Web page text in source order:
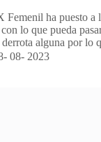
ha puesto a
lo que pueda
derrota alguna por lo
08- 2023